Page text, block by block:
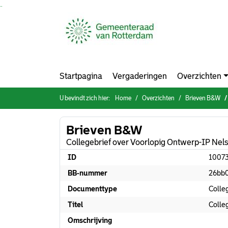
Startpagina Vergaderingen Overzichten
U bevindt zich hier: Home Overzichten Brieven B&W
Brieven B&W
Collegebrief over Voorlopig Ontwerp-IP
ID
BB-nummer
Documenttype
Titel
Omschrijving